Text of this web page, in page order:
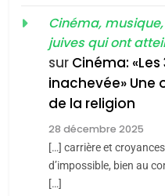
ISRAÉL
Cinéma,
juives qui ont
sur Cinéma:
inachevée» Une
de la religion
28 décembre 2025
[…] carrière et
d’impossible, bien au
[…]
CE